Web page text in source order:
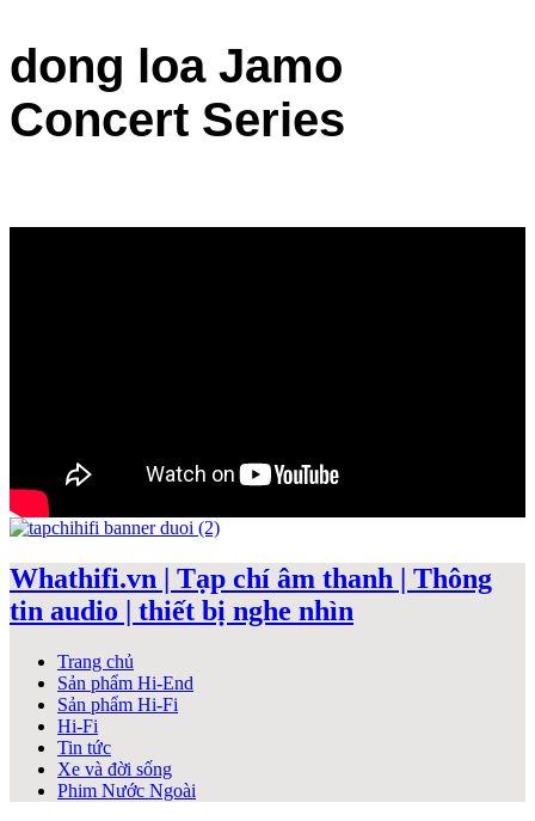
dong loa Jamo
Concert Series
Whathifi.vn | Tạp chí âm thanh | Thông
tin audio | thiết bị nghe nhìn
Trang chủ
Sản phẩm Hi-End
Sản phẩm Hi-Fi
Hi-Fi
Tin tức
Xe và đời sống
Phim Nước Ngoài